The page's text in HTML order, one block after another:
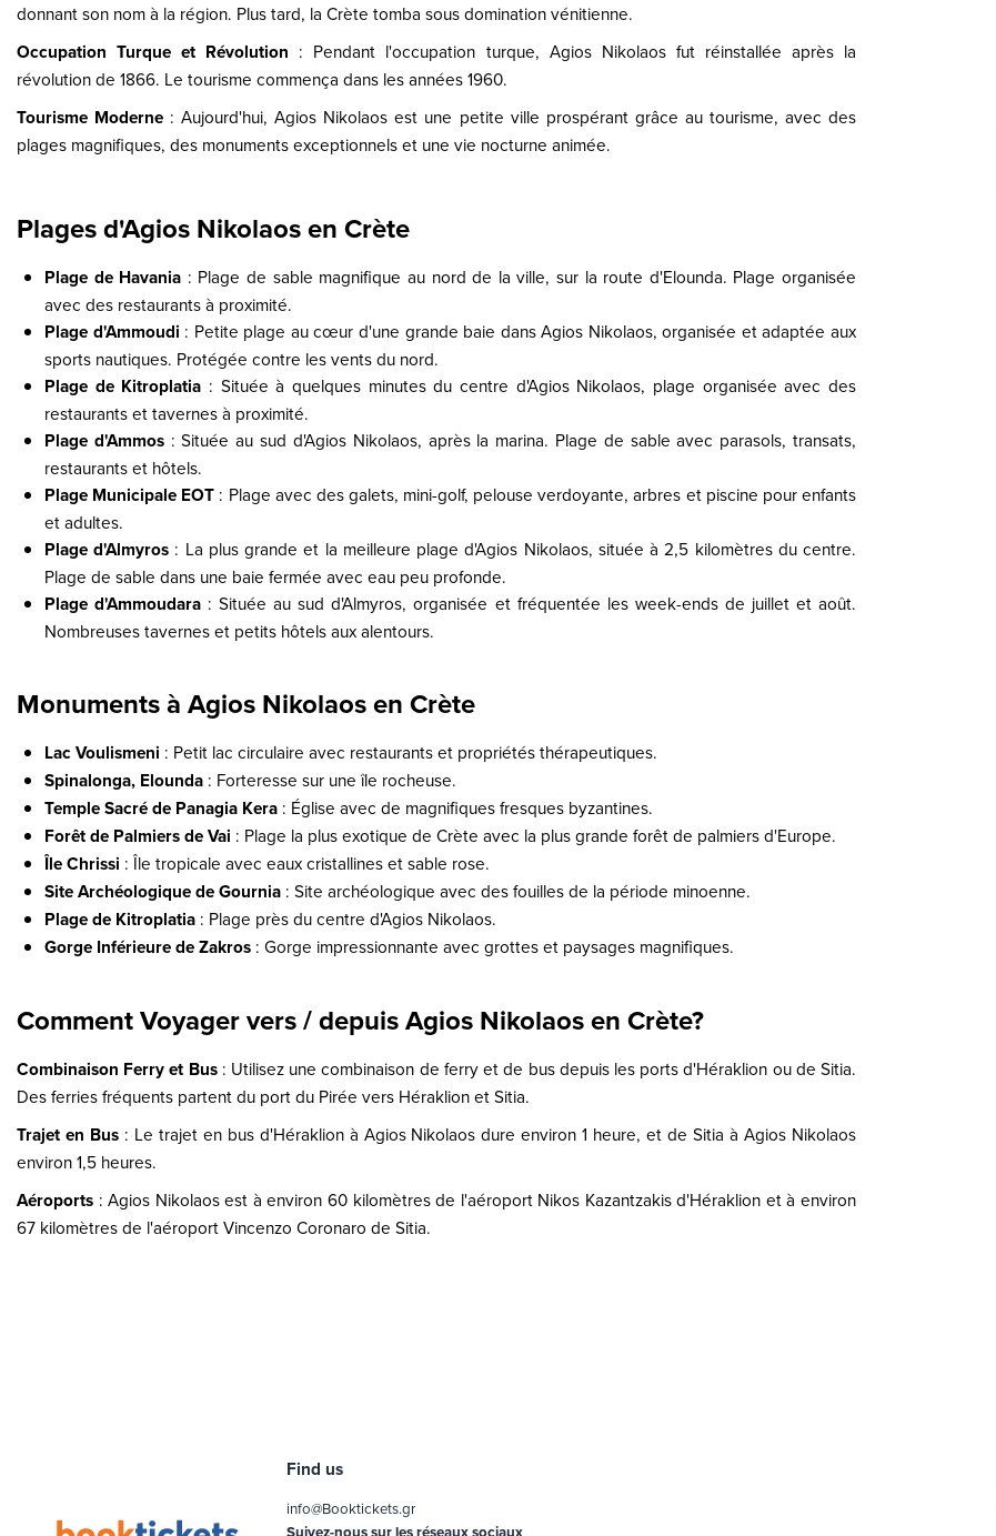
donnant son nom à la région. Plus tard, la Crète tomba sous domination vénitienne.
Occupation Turque et Révolution : Pendant l'occupation turque, Agios Nikolaos fut réinstallée après la
révolution de 1866. Le tourisme commença dans les années 1960.
Tourisme Moderne : Aujourd'hui, Agios Nikolaos est une petite ville prospérant grâce au tourisme, avec des
plages magnifiques, des monuments exceptionnels et une vie nocturne animée.
Plages d'Agios Nikolaos en Crète
Plage de Havania : Plage de sable magnifique au nord de la ville, sur la route d'Elounda. Plage organisée
avec des restaurants à proximité.
Plage d'Ammoudi : Petite plage au cœur d'une grande baie dans Agios Nikolaos, organisée et adaptée aux
sports nautiques. Protégée contre les vents du nord.
Plage de Kitroplatia : Située à quelques minutes du centre d'Agios Nikolaos, plage organisée avec des
restaurants et tavernes à proximité.
Plage d'Ammos: Située au sud d'Agios Nikolaos, après la marina. Plage de sable avec parasols, transats,
restaurants et hôtels.
Plage Municipale EOT : Plage avec des galets, mini-golf, pelouse verdoyante, arbres et piscine pour enfants
et adultes.
Plage d'Almyros : La plus grande et la meilleure plage d'Agios Nikolaos, située à 2,5 kilomètres du centre.
Plage de sable dans une baie fermée avec eau peu profonde.
Plage d'Ammoudara : Située au sud d'Almyros, organisée et fréquentée les week-ends de juillet et août.
Nombreuses tavernes et petits hôtels aux alentours.
Monuments à Agios Nikolaos en Crète
Lac Voulismeni : Petit lac circulaire avec restaurants et propriétés thérapeutiques.
Spinalonga, Elounda : Forteresse sur une île rocheuse.
Temple Sacré de Panagia Kera : Église avec de magnifiques fresques byzantines.
Forêt de Palmiers de Vai : Plage la plus exotique de Crète avec la plus grande forêt de palmiers d'Europe.
Île Chrissi : Île tropicale avec eaux cristallines et sable rose.
Site Archéologique de Gournia : Site archéologique avec des fouilles de la période minoenne.
Plage de Kitroplatia : Plage près du centre d'Agios Nikolaos.
Gorge Inférieure de Zakros : Gorge impressionnante avec grottes et paysages magnifiques.
Comment Voyager vers / depuis Agios Nikolaos en Crète?
Combinaison Ferry et Bus: Utilisez une combinaison de ferry et de bus depuis les ports d'Héraklion ou de Sitia.
Des ferries fréquents partent du port du Pirée vers Héraklion et Sitia.
Trajet en Bus: Le trajet en bus d'Héraklion à Agios Nikolaos dure environ 1 heure, et de Sitia à Agios Nikolaos
environ 1,5 heures.
Aéroports : Agios Nikolaos est à environ 60 kilomètres de l'aéroport Nikos Kazantzakis d'Héraklion et à environ
67 kilomètres de l'aéroport Vincenzo Coronaro de Sitia.
Find us
info@Booktickets.gr
Suivez-nous sur les réseaux sociaux